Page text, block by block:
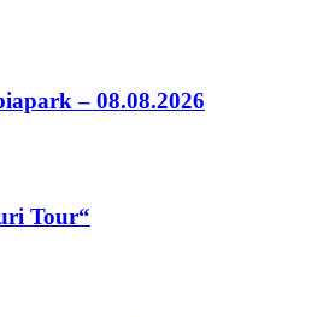
– 08.08.2026
Tour“